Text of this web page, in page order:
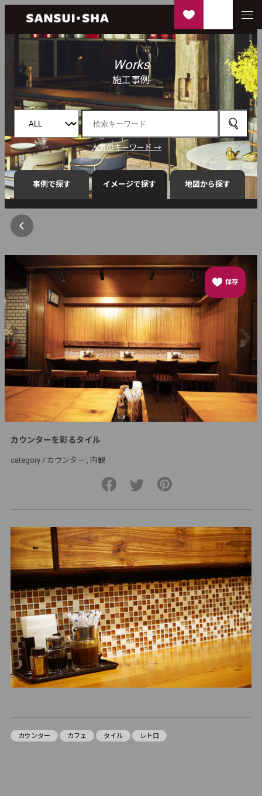
Works
施工事例
人気のキーワード →
事例で探す イメージで探す 地図から探す
保存
カウンターを彩るタイル
category / カウンター 内観
カウンター カフェ タイル レトロ